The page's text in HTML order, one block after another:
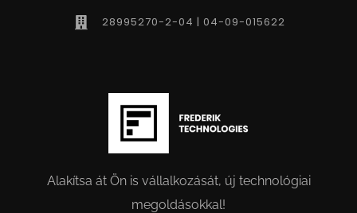
28995270-2-04 | 04-09-015622
Alakítsa át Ön is vállalkozását, új technológiai
megoldásokkal!